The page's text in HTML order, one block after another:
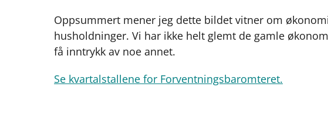
Oppsummert mener jeg dette bildet vitner om
husholdninger. Vi har ikke helt glemt de gamle
få inntrykk av noe annet.
Se kvartalstallene for Forventningsbaromteret.